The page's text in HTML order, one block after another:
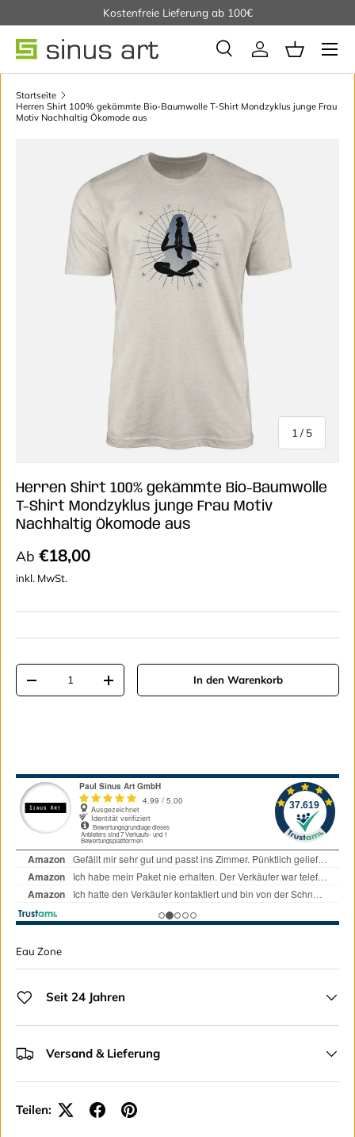
Direkt zum Inhalt
Kostenfreie Lieferung ab 100€
Suchen
SucheEinloggen
Startseite
Herren Shirt 100% gekämmte Bio-Baumwolle T-Shirt Mondzyklus junge Frau
Motiv Nachhaltig Ökomode aus
Zu Produktinformationen springen
1 / von
5
Herren Shirt 100% gekämmte Bio-Baumwolle
T-Shirt Mondzyklus junge Frau Motiv
Nachhaltig Ökomode aus
Ab Normaler Preis
€18,00
inkl. MwSt.
Anzahl
Menge verringernMenge erhöhen In den Warenkorb
Eau Zone
Seit 24 Jahren
Versand & Lieferung
Teilen: